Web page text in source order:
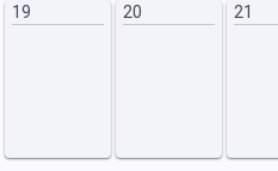
19 20 21